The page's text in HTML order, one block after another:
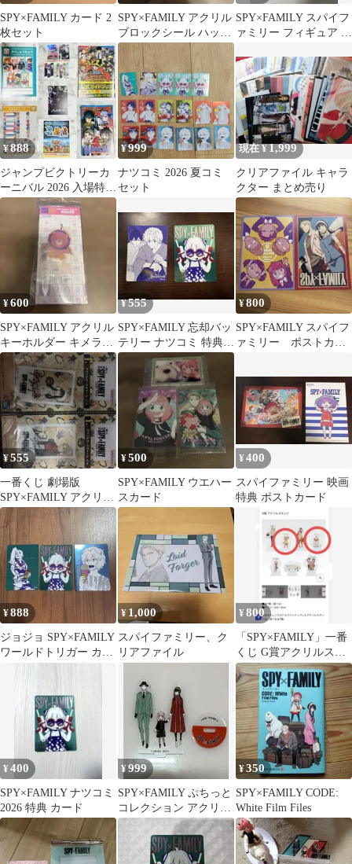
SPY×FAMILY カード 2
枚セット
SPY×FAMILY アクリル
ブロックシール ハッピ
ートーイ シモジマ
SPY×FAMILY スパイフ
ァミリー フィギュア ア
¥888
ジャンプビクトリーカ
ーニバル 2026 入場特典
グッズセット
¥999
ナツコミ 2026 夏コミ
セット
現在 ¥1,999
クリアファイル キャラ
クター まとめ売り
¥600
SPY×FAMILY アクリル
キーホルダー キメラさ
ん ハッピートーイ
¥555
SPY×FAMILY 忘却バッ
テリー ナツコミ 特典カ
ード 2枚セット
¥800
SPY×FAMILY スパイフ
ァミリー ポストカー
¥555
一番くじ 劇場版
SPY×FAMILY アクリル
カードチャーム 2点セ
ット
¥500
SPY×FAMILY ウエハー
スカード
¥400
スパイファミリー 映画
特典 ポストカード
¥888
ジョジョ SPY×FAMILY
ワールドトリガー カー
¥ 1,000
スパイファミリー、ク
リアファイル
¥800
「SPY×FAMILY」一番
くじ G賞アクリルスタ
ンド セット
¥400
SPY×FAMILY ナツコミ
2026 特典 カード
¥999
SPY×FAMILY ぷちっと
コレクション アクリル
スタンド スパイファミ
¥350
SPY×FAMILY CODE:
White Film Files